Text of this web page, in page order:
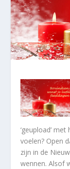
‘geupload’
voelen? Open
zijn in de
wennen. Alsof